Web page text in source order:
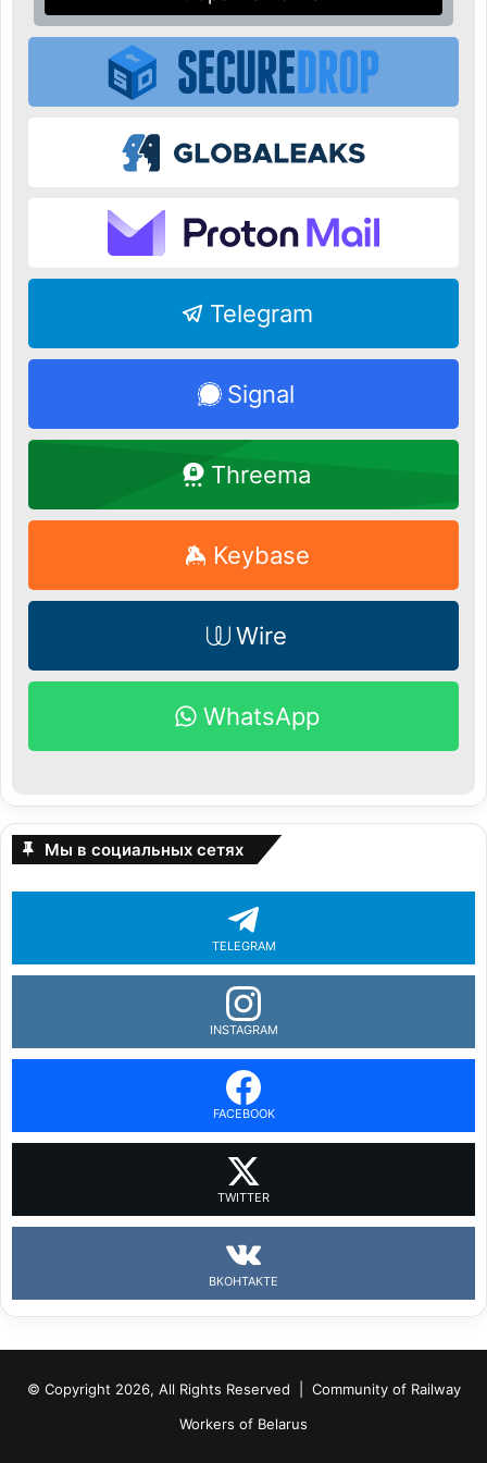
Telegram
Signal
Threema
Keybase
Wire
WhatsApp
Мы в социальных сетях
TELEGRAM
INSTAGRAM
FACEBOOK
TWITTER
ВКОНТАКТЕ
© Copyright 2026, All Rights Reserved | Community of Railway
Workers of Belarus